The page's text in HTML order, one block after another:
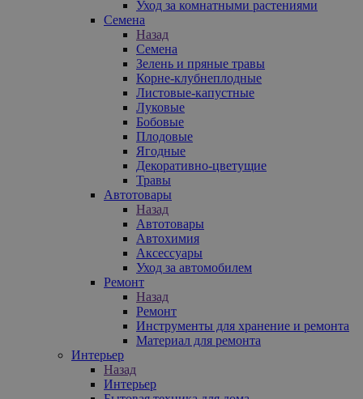
Уход за комнатными растениями
Семена
Назад
Семена
Зелень и пряные травы
Корне-клубнеплодные
Листовые-капустные
Луковые
Бобовые
Плодовые
Ягодные
Декоративно-цветущие
Травы
Автотовары
Назад
Автотовары
Автохимия
Аксессуары
Уход за автомобилем
Ремонт
Назад
Ремонт
Инструменты для хранение и ремонта
Материал для ремонта
Интерьер
Назад
Интерьер